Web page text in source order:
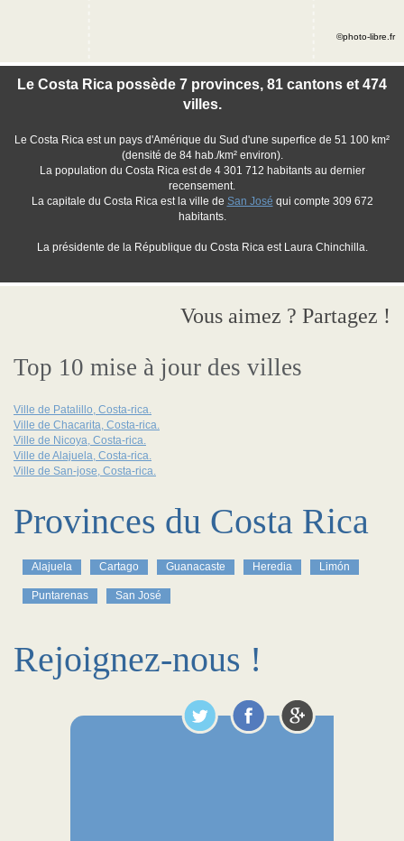
Le Costa Rica possède 7 provinces, 81 cantons et 474
villes.
Le Costa Rica est un pays d'Amérique du Sud d'une superfice de 51 100 km²
(densité de 84 hab./km² environ).
La population du Costa Rica est de 4 301 712 habitants au dernier
recensement.
La capitale du Costa Rica est la ville de San José qui compte 309 672
habitants.
La présidente de la République du Costa Rica est Laura Chinchilla.
©photo-libre.fr
Vous aimez ? Partagez !
Top 10 mise à jour des villes
Ville de Patalillo, Costa-rica.
Ville de Chacarita, Costa-rica.
Ville de Nicoya, Costa-rica.
Ville de Alajuela, Costa-rica.
Ville de San-jose, Costa-rica.
Provinces du Costa Rica
Alajuela Cartago Guanacaste Heredia Limón
Puntarenas San José
Rejoignez-nous !